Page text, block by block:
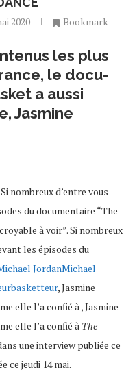
2020 Bookmark
les plus
le docu-
a aussi
Jasmine
nombreux d’entre vous
du documentaire “The
à voir”. Si nombreux
les épisodes du
JordanMichael
, Jasmine
elle l’a confié à , Jasmine
elle l’a confié à The
une interview publiée ce
ce jeudi 14 mai.